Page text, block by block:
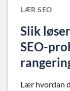
LÆR SEO
Slik
SEO-
Lær hvordan